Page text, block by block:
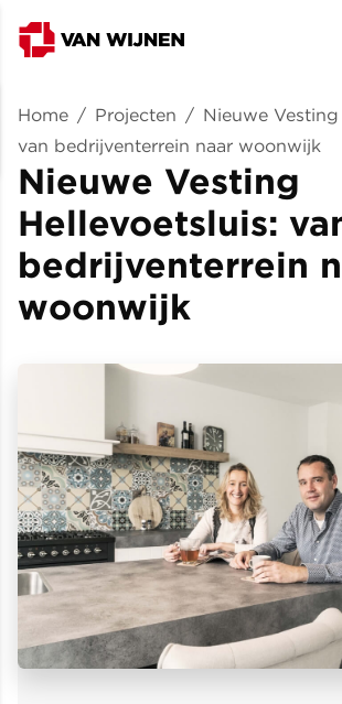
Home / Projecten / Nieuwe
van bedrijventerrein naar woonwijk
Nieuwe Vesting
Hellevoetsluis:
bedrijventerrein
woonwijk